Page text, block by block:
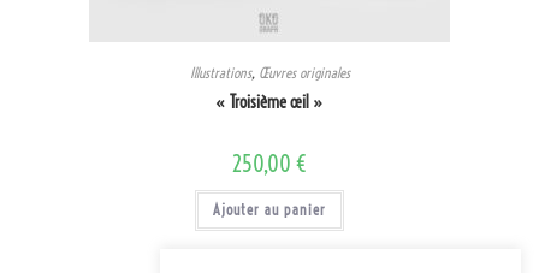
Illustrations, Œuvres originales
« Troisième œil »
250,00 €
Ajouter au panier